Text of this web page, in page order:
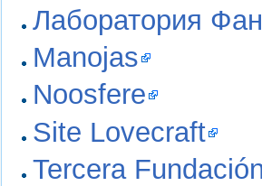
Лаборатория
Manojas
Noosfere
Site Lovecraft
Tercera